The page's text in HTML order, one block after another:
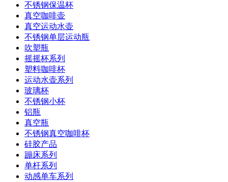
不锈钢保温杯
真空咖啡壶
真空运动水壶
不锈钢单层运动瓶
吹塑瓶
摇摇杯系列
塑料咖啡杯
运动水壶系列
玻璃杯
不锈钢小杯
铝瓶
真空瓶
不锈钢真空咖啡杯
硅胶产品
蹦床系列
单杆系列
动感单车系列